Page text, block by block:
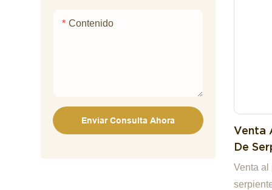
Contenido
Enviar Consulta Ahora
Venta
De
Venta al